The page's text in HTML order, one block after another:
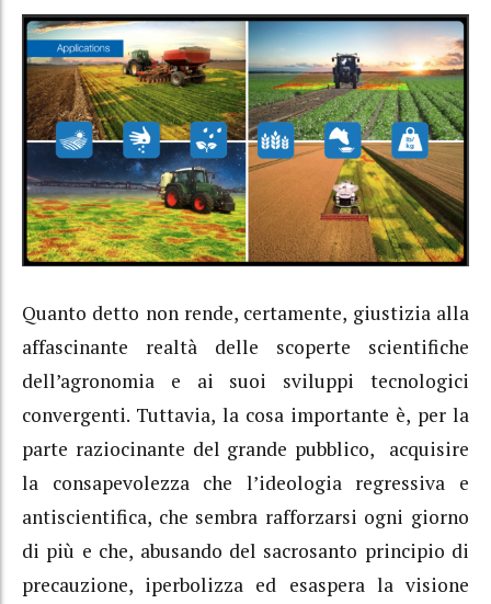
Quanto detto non rende, certamente, giustizia alla
affascinante realtà delle scoperte scientifiche
dell’agronomia e ai suoi sviluppi tecnologici
convergenti. Tuttavia, la cosa importante è, per la
parte raziocinante del grande pubblico, acquisire
la consapevolezza che l’ideologia regressiva e
antiscientifica, che sembra rafforzarsi ogni giorno
di più e che, abusando del sacrosanto principio di
precauzione, iperbolizza ed esaspera la visione